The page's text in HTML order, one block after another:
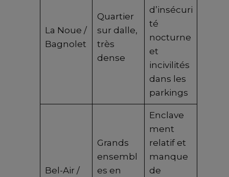
La Noue /
Bagnolet
Quartier
sur dalle,
très
dense
d’insécuri
té
nocturne
et
incivilités
dans les
parkings
Bel-Air /
Grands
ensembl
es en
Enclave
ment
relatif et
manque
de